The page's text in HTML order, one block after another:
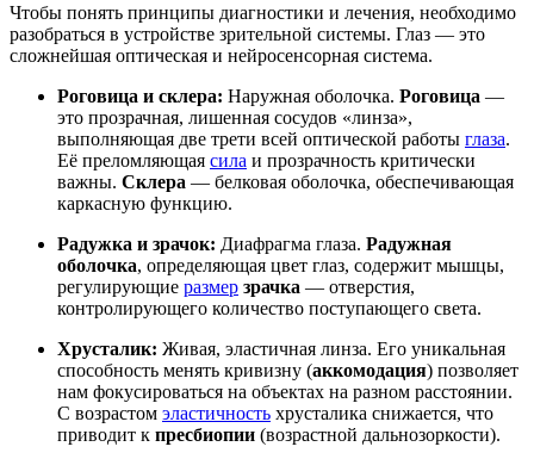
Чтобы понять принципы диагностики и лечения, необходимо
разобраться в устройстве зрительной системы. Глаз — это
сложнейшая оптическая и нейросенсорная система.
Роговица и склера: Наружная оболочка. Роговица —
это прозрачная, лишенная сосудов «линза»,
выполняющая две трети всей оптической работы глаза.
Её преломляющая сила и прозрачность критически
важны. Склера — белковая оболочка, обеспечивающая
каркасную функцию.
Радужка и зрачок: Диафрагма глаза. Радужная
оболочка, определяющая цвет глаз, содержит мышцы,
регулирующие размер зрачка — отверстия,
контролирующего количество поступающего света.
Хрусталик: Живая, эластичная линза. Его уникальная
способность менять кривизну (аккомодация) позволяет
нам фокусироваться на объектах на разном расстоянии.
С возрастом эластичность хрусталика снижается, что
приводит к пресбиопии (возрастной дальнозоркости).